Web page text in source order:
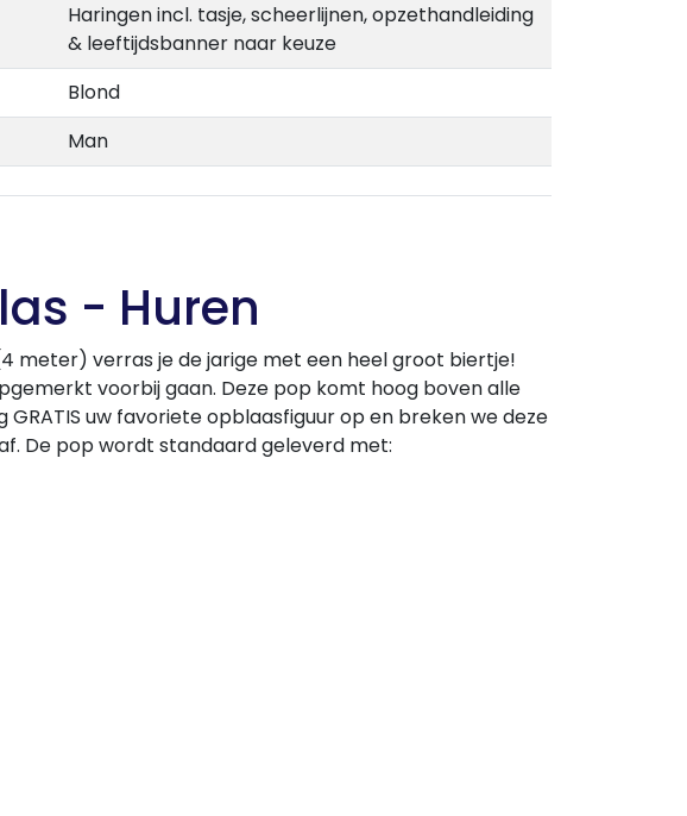
Haringen incl. tasje, scheerlijnen, opzethandleiding
& leeftijdsbanner naar keuze
Blond
Man
- Huren
meter) verras je de jarige met een heel groot biertje!
voorbij gaan. Deze pop komt hoog boven alle
uw favoriete opblaasfiguur op en breken we deze
De pop wordt standaard geleverd met: